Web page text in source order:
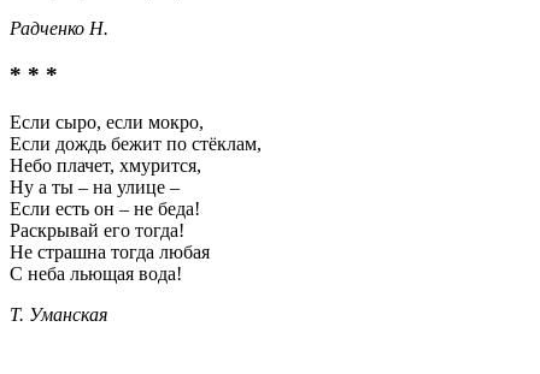
Радченко Н.
* * *
Если сыро, если мокро,
Если дождь бежит по стёклам,
Небо плачет, хмурится,
Ну а ты – на улице –
Если есть он – не беда!
Раскрывай его тогда!
Не страшна тогда любая
С неба льющая вода!
Т. Уманская